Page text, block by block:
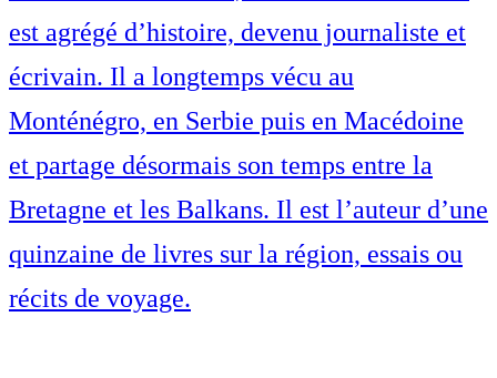
est agrégé d’histoire, devenu journaliste et
écrivain. Il a longtemps vécu au
Monténégro, en Serbie puis en Macédoine
et partage désormais son temps entre la
Bretagne et les Balkans. Il est l’auteur d’une
quinzaine de livres sur la région, essais ou
récits de voyage.